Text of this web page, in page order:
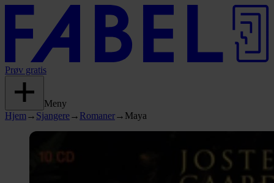
Prøv gratis
Meny
Hjem → Sjangere→ Romaner→ Maya